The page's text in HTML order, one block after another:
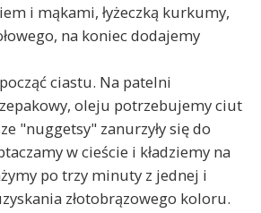
i mąkami, łyżeczką kurkumy,
na koniec dodajemy
ciastu. Na patelni
oleju potrzebujemy ciut
"nuggetsy" zanurzyły się do
w cieście i kładziemy na
po trzy minuty z jednej i
złotobrązowego koloru.